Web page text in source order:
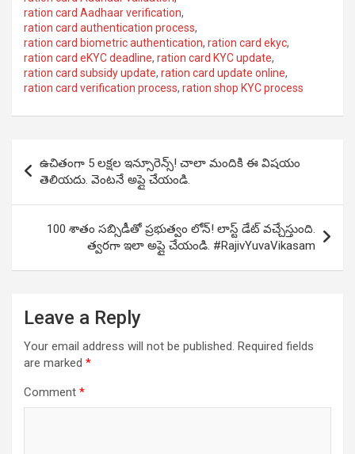
ration card Aadhaar verification,
ration card authentication process,
ration card biometric authentication, ration card ekyc,
ration card eKYC deadline, ration card KYC update,
ration card subsidy update, ration card update online,
ration card verification process, ration shop KYC process
navigation
ఉచితంగా 5 లక్షల ఇన్సూరెన్స్! చాలా మందికి ఈ విషయం
తెలియదు. వెంటనే అప్లై చేయండి.
100 శాతం సబ్సిడీతో ప్రభుత్వం లోన్! లాస్ట్ డేట్ వచ్చేస్తుంది.
త్వరగా ఇలా అప్లై చేయండి. #RajivYuvaVikasam
Leave a Reply
Your email address will not be published. Required fields
are marked *
Comment *